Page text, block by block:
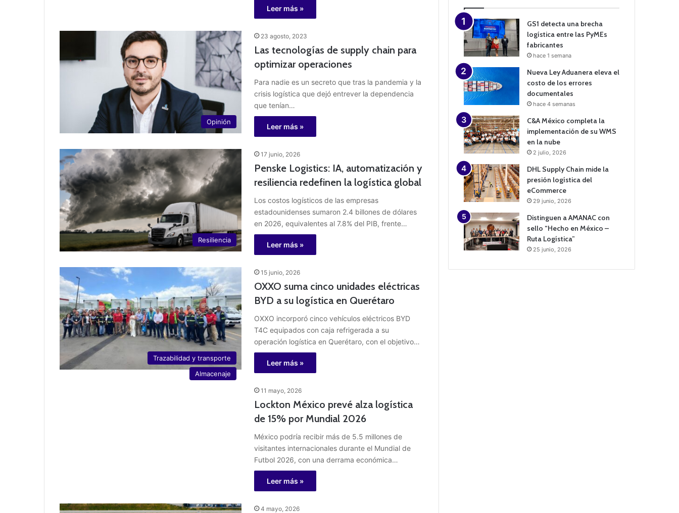
Leer más »
Opinión
23 agosto, 2023
Las tecnologías de supply chain para
optimizar operaciones
Para nadie es un secreto que tras la pandemia y la
crisis logística que dejó entrever la dependencia
que tenían…
Leer más »
Resiliencia
17 junio, 2026
Penske Logistics: IA, automatización y
resiliencia redefinen la logística global
Los costos logísticos de las empresas
estadounidenses sumaron 2.4 billones de dólares
en 2026, equivalentes al 7.8% del PIB, frente…
Leer más »
Trazabilidad y transporte
15 junio, 2026
OXXO suma cinco unidades eléctricas
BYD a su logística en Querétaro
OXXO incorporó cinco vehículos eléctricos BYD
T4C equipados con caja refrigerada a su
operación logística en Querétaro, con el objetivo…
Leer más »
Almacenaje
11 mayo, 2026
Lockton México prevé alza logística
de 15% por Mundial 2026
México podría recibir más de 5.5 millones de
visitantes internacionales durante el Mundial de
Futbol 2026, con una derrama económica…
Leer más »
4 mayo, 2026
GS1 detecta una brecha
logística entre las PyMEs
fabricantes
hace 1 semana
Nueva Ley Aduanera eleva el
costo de los errores
documentales
hace 4 semanas
C&A México completa la
implementación de su WMS
en la nube
2 julio, 2026
DHL Supply Chain mide la
presión logística del
eCommerce
29 junio, 2026
Distinguen a AMANAC con
sello “Hecho en México –
Ruta Logística”
25 junio, 2026